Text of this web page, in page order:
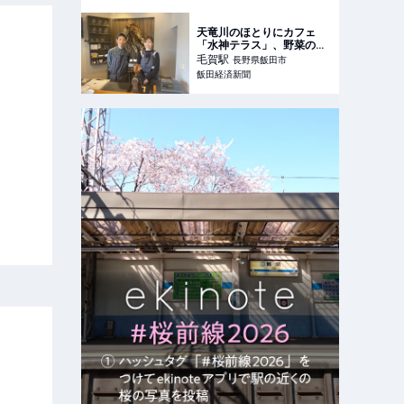
天竜川のほとりにカフェ
「水神テラス」、野菜のお
いしさ伝える
毛賀駅 長野県飯田市
飯田経済新聞